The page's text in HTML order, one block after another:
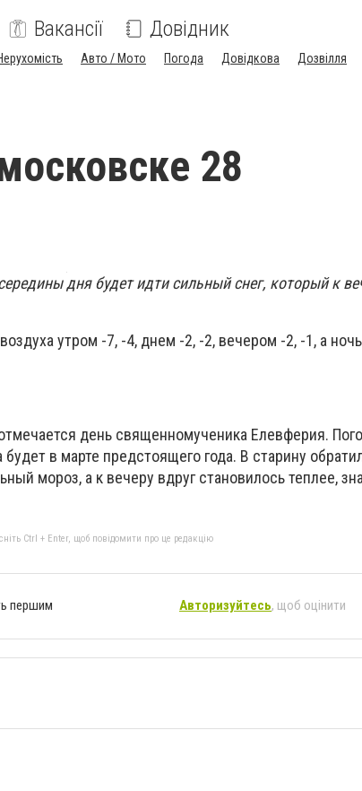
Вакансії Довідник
Авто / Мото Погода Довідкова Дозвілля
28
дня будет идти сильный снег, который к
утром -7, -4, днем -2, -2, вечером -2, -1, а
день священномученика Елевферия.
будет в марте предстоящего года. В старину
мороз, а к вечеру вдруг становилось теплее,
Ctrl + Enter, щоб повідомити про це редакцію
першим Авторизуйтесь, щоб оцінити